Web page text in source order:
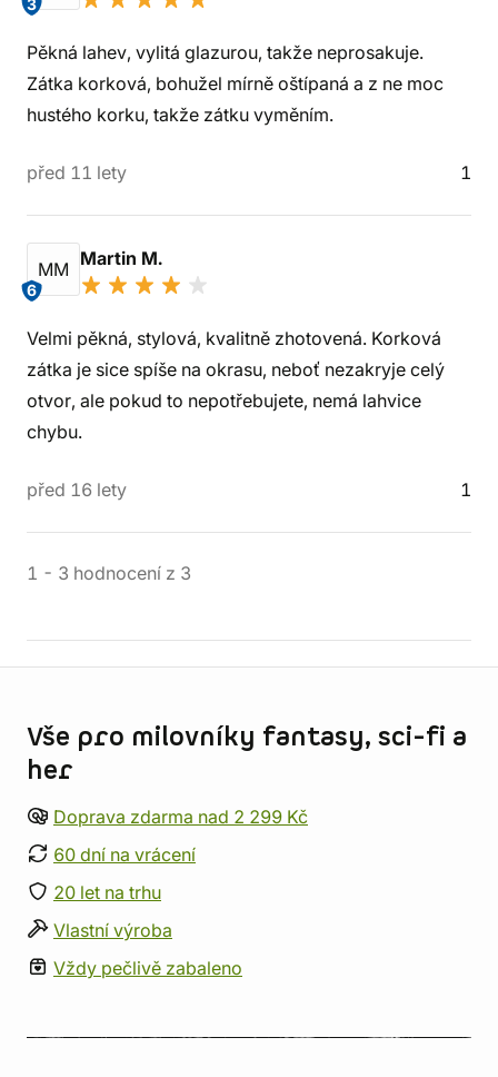
3
Pěkná lahev, vylitá glazurou, takže neprosakuje.
Zátka korková, bohužel mírně oštípaná a z ne moc
hustého korku, takže zátku vyměním.
před 11 lety 1
MM
6
Martin M.
Velmi pěkná, stylová, kvalitně zhotovená. Korková
zátka je sice spíše na okrasu, neboť nezakryje celý
otvor, ale pokud to nepotřebujete, nemá lahvice
chybu.
před 16 lety 1
1 - 3 hodnocení z 3
Vše pro milovníky fantasy, sci-fi a
her
Doprava zdarma nad 2 299 Kč
60 dní na vrácení
20 let na trhu
Vlastní výroba
Vždy pečlivě zabaleno